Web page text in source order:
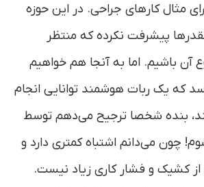
مثال کارهای جراحی. در این حوزه
پیشرفت نکرده که منتظر
آن باشیم. اما به آنجا هم خواهیم
که یک ربات هوشمند توانایی انجام
بنده شخصا ترجیح می‌دهم توسط
چون می‌دانم اشتباه کمتری دارد و
کشیک و فشار کاری زیاد نیست.